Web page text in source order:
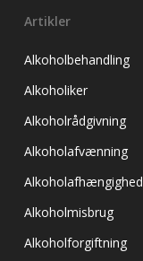
Artikler
Alkoholbehandling
Alkoholiker
Alkoholrådgivning
Alkoholafvænning
Alkoholafhængighed
Alkoholmisbrug
Alkoholforgiftning